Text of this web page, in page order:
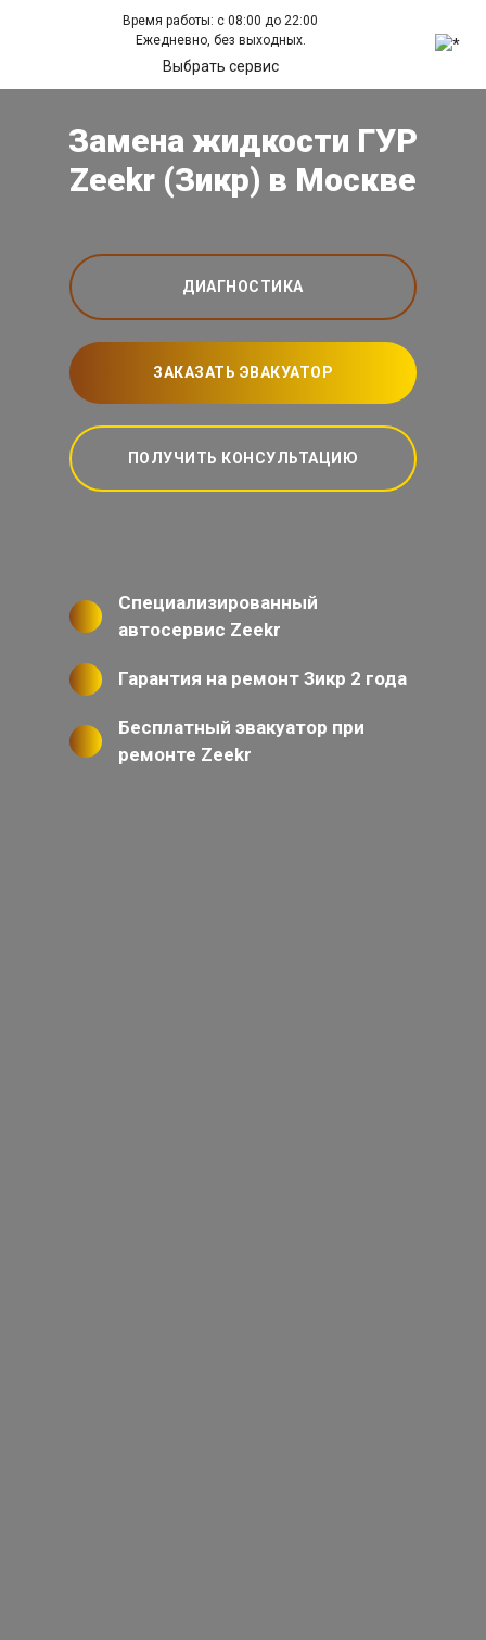
Время работы: с 08:00 до 22:00
Ежедневно, без выходных.
Выбрать сервис
Замена жидкости ГУР
Zeekr (Зикр) в Москве
ДИАГНОСТИКА
ЗАКАЗАТЬ ЭВАКУАТОР
ПОЛУЧИТЬ КОНСУЛЬТАЦИЮ
Специализированный
автосервис Zeekr
Гарантия на ремонт Зикр 2 года
Бесплатный эвакуатор при
ремонте Zeekr